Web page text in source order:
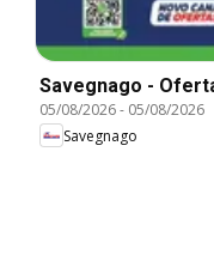
Savegnago -
05/08/2026- 05/08/2026
Savegnago